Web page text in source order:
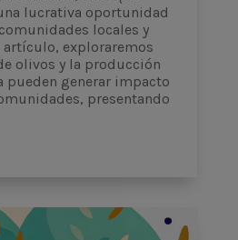
lucrativa oportunidad
locales y
artículo, exploraremos
olivos y la producción
pueden generar impacto
presentando